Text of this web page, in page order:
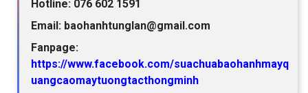
Hotline: 076 602 1591
Email: baohanhtunglan@gmail.com
Fanpage:
https://www.facebook.com/suachuabaohanhmayq
uangcaomaytuongtacthongminh